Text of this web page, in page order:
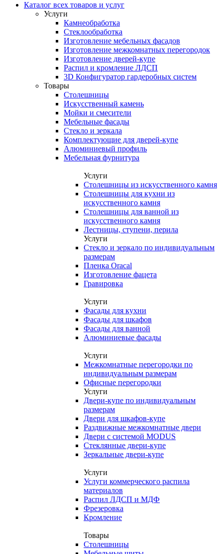
Каталог всех товаров и услуг
Услуги
Камнеобработка
Стеклообработка
Изготовление мебельных фасадов
Изготовление межкомнатных перегородок
Изготовление дверей-купе
Распил и кромление ЛДСП
3D Конфигуратор гардеробных систем
Товары
Столешницы
Искусственный камень
Мойки и смесители
Мебельные фасады
Стекло и зеркала
Комплектующие для дверей-купе
Алюминиевый профиль
Мебельная фурнитура
Услуги
Столешницы из искусственного камня
Столешницы для кухни из
искусственного камня
Столешницы для ванной из
искусственного камня
Лестницы, ступени, перила
Услуги
Стекло и зеркало по индивидуальным
размерам
Пленка Oracal
Изготовление фацета
Гравировка
Услуги
Фасады для кухни
Фасады для шкафов
Фасады для ванной
Алюминиевые фасады
Услуги
Межкомнатные перегородки по
индивидуальным размерам
Офисные перегородки
Услуги
Двери-купе по индивидуальным
размерам
Двери для шкафов-купе
Раздвижные межкомнатные двери
Двери с системой MODUS
Стеклянные двери-купе
Зеркальные двери-купе
Услуги
Услуги коммерческого распила
материалов
Распил ЛДСП и МДФ
Фрезеровка
Кромление
Товары
Столешницы